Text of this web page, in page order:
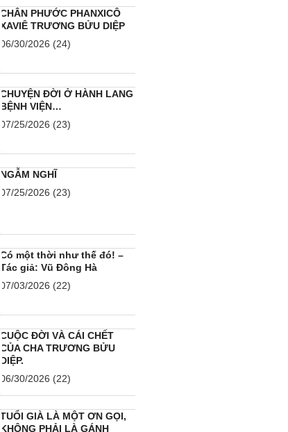
CHÂN PHƯỚC PHANXICÔ
XAVIÊ TRƯƠNG BỬU DIỆP
06/30/2026 (24)
CHUYỆN ĐỜI Ở HÀNH LANG
BỆNH VIỆN…
07/25/2026 (23)
NGẪM NGHĨ
07/25/2026 (23)
Có một thời như thế đó! –
Tác giả: Vũ Đông Hà
07/03/2026 (22)
CUỘC ĐỜI VÀ CÁI CHẾT
CỦA CHA TRƯƠNG BỬU
DIỆP.
06/30/2026 (22)
TUỔI GIÀ LÀ MỘT ƠN GỌI,
KHÔNG PHẢI LÀ GÁNH